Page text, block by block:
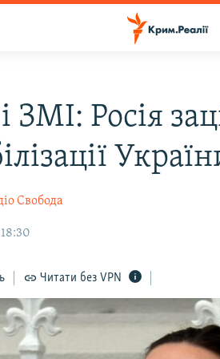
ЗМІ: Росія
Свобода
Читати без VPN